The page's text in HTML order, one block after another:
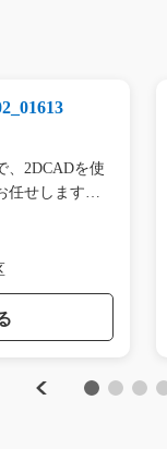
Previous
、2DCADを使
任せします。